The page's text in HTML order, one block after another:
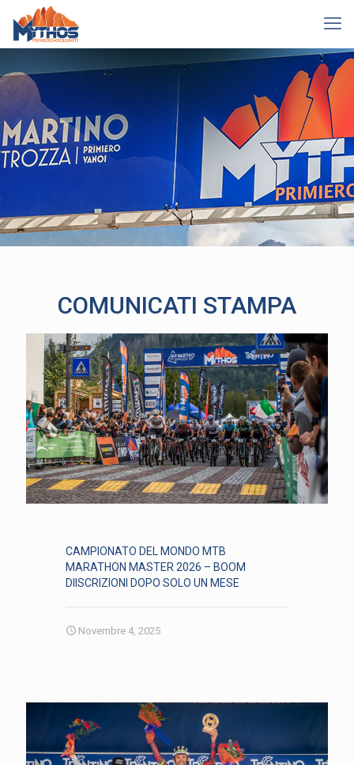
COMUNICATI STAMPA
CAMPIONATO DEL MONDO MTB
MARATHON MASTER 2026 – BOOM
DIISCRIZIONI DOPO SOLO UN MESE
Novembre 4, 2025